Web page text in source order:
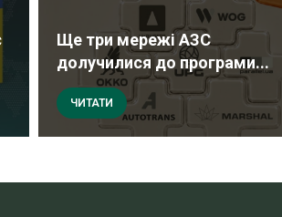
Ще три мережі АЗС
долучилися до програми...
ЧИТАТИ